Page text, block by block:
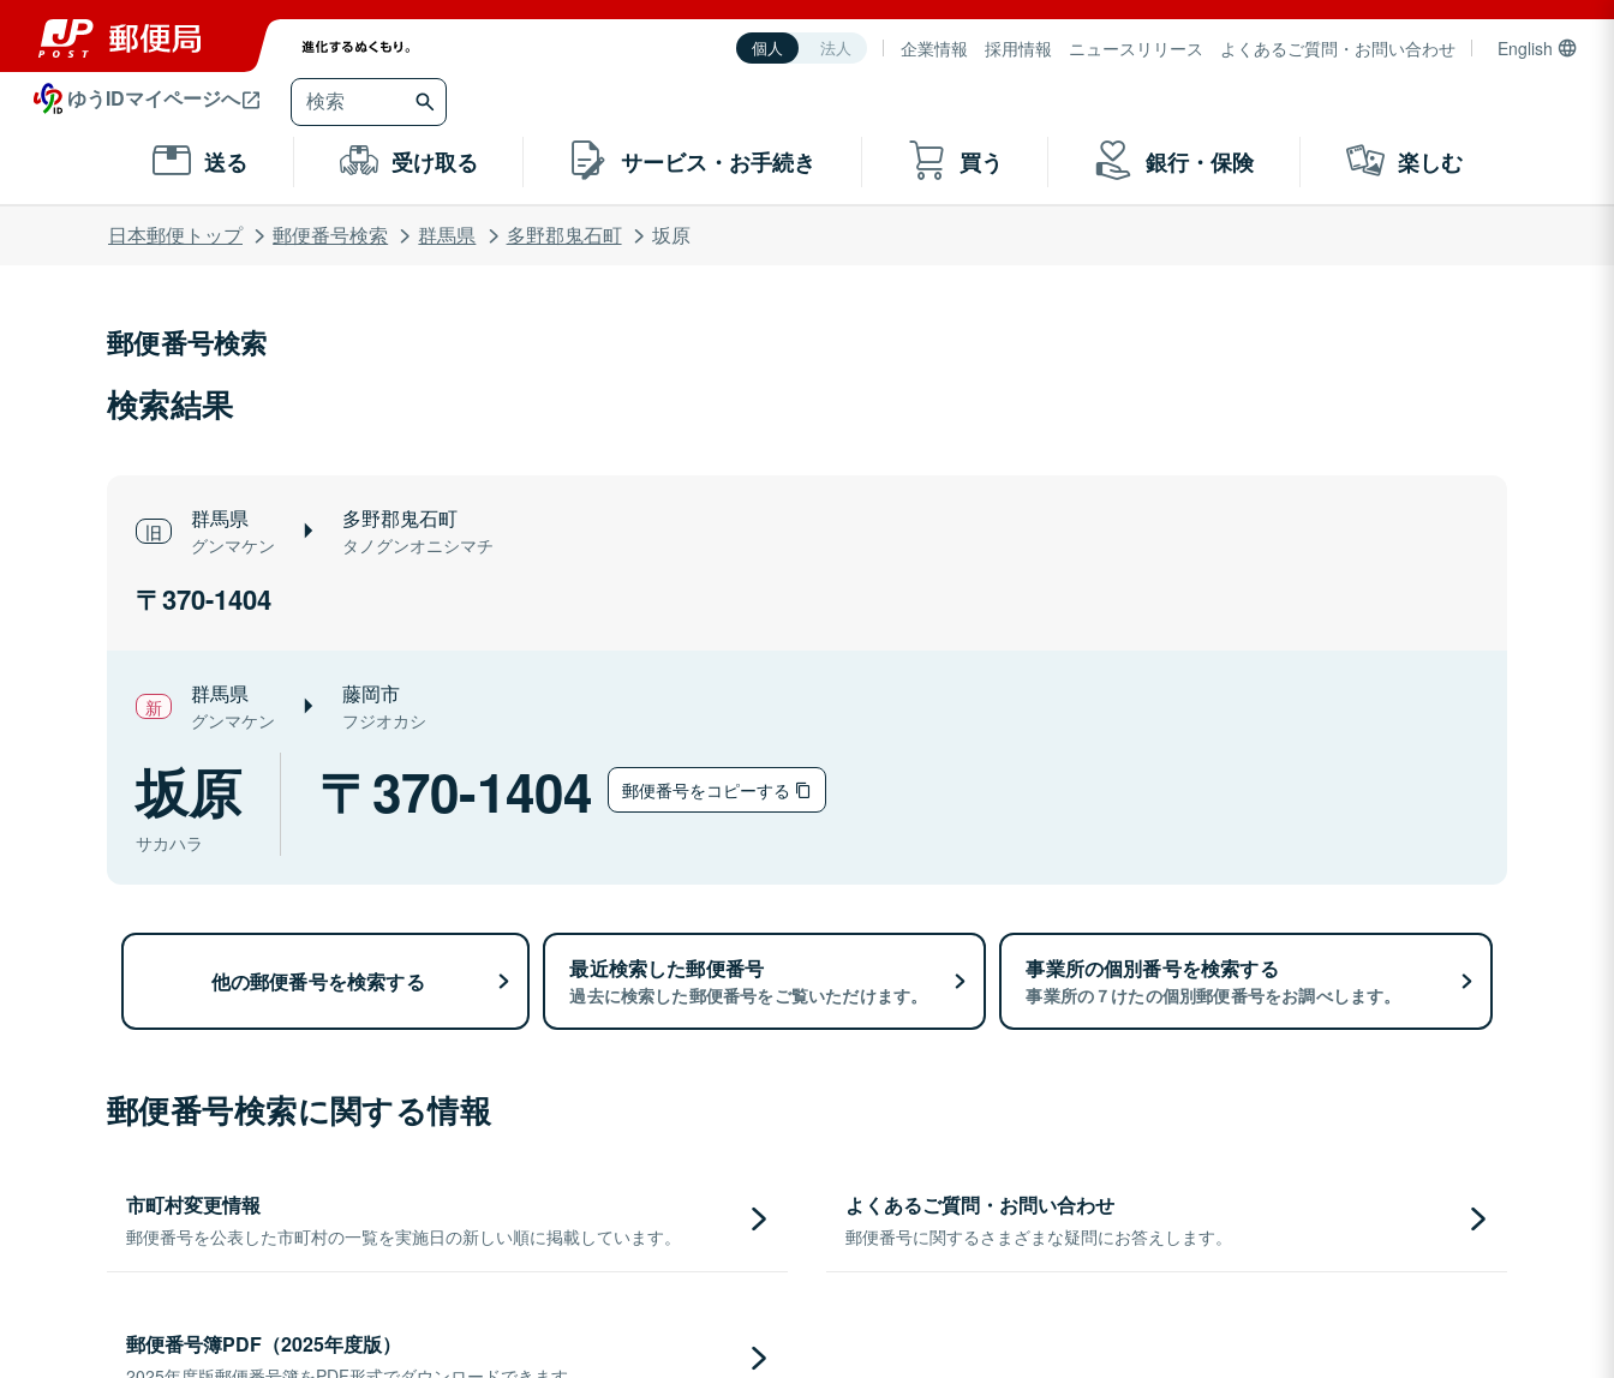
個人 法人 企業情報 採用情報 ニュースリリース よくあるご質問・お問い合わせ English
ゆうIDマイページへ
送る 受け取る サービス・お手続き 買う 銀行・保険 楽しむ
日本郵便トップ 郵便番号検索 群馬県 多野郡鬼石町 坂原
郵便番号検索
検索結果
群馬県
グンマケン
多野郡鬼石町
タノグンオニシマチ
370-1404
群馬県
グンマケン
藤岡市
フジオカシ
坂原
サカハラ
370-1404 郵便番号をコピーする
他の郵便番号を検索する 最近検索した郵便番号
過去に検索した郵便番号をご覧いただけます。
事業所の個別番号を検索する
事業所の７けたの個別郵便番号をお調べします。
郵便番号検索に関する情報
市町村変更情報
郵便番号を公表した市町村の一覧を実施日の新しい順に掲載しています。
よくあるご質問・お問い合わせ
郵便番号に関するさまざまな疑問にお答えします。
郵便番号簿PDF（2025年度版）